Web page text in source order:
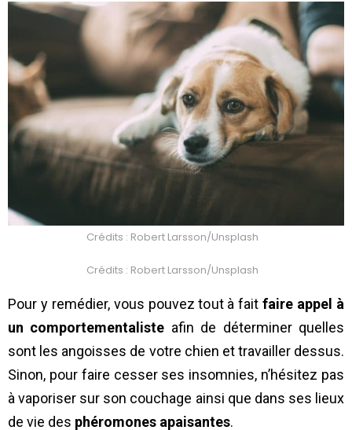
Crédits : Robert Larsson/Unsplash
Crédits : Robert Larsson/Unsplash
Pour y remédier, vous pouvez tout à faitfaire appel à
un comportementaliste afin de déterminer quelles
sont les angoisses de votre chien et travailler dessus.
Sinon, pour faire cesser ses insomnies, n’hésitez pas
à vaporiser sur son couchage ainsi que dans ses lieux
de vie des phéromones apaisantes.